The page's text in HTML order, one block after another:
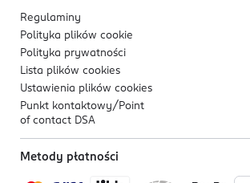
Regulaminy
Polityka plików cookie
Polityka prywatności
Lista plików cookies
Ustawienia plików cookies
Punkt kontaktowy/ Point
of contact DSA
Metody płatności